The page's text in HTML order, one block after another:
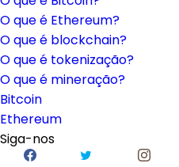
O que é Ethereum?
O que é blockchain?
O que é tokenização?
O que é mineração?
Bitcoin
Ethereum
Siga-nos